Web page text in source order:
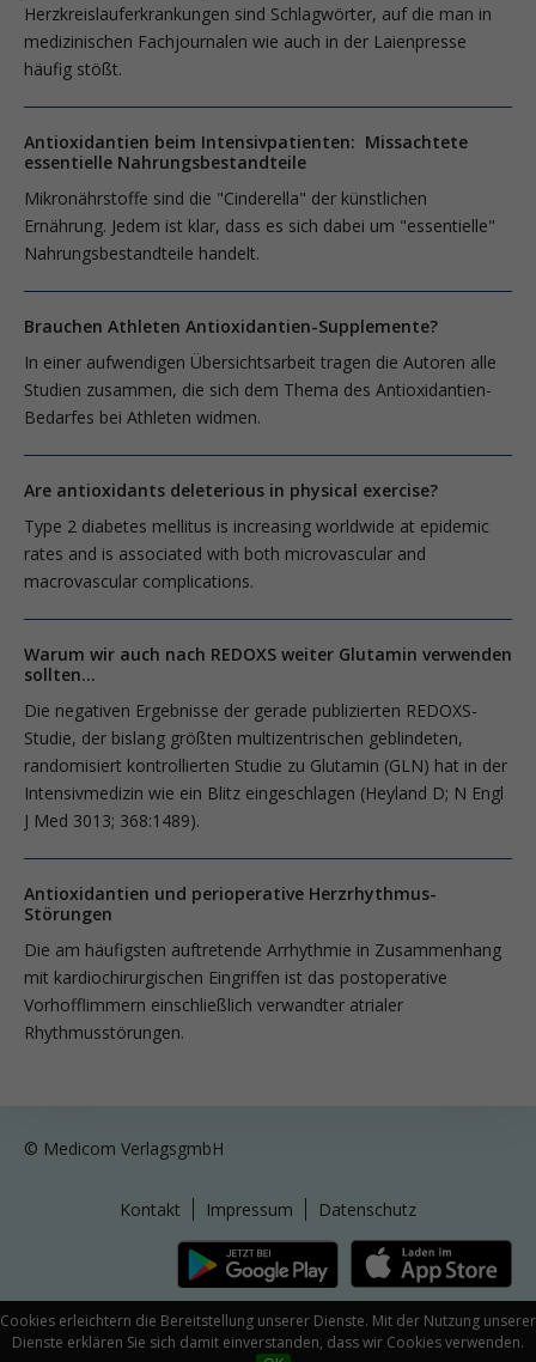
Cookies erleichtern die Bereitstellung unserer Dienste. Mit der Nutzung unserer
Dienste erklären Sie sich damit einverstanden, dass wir Cookies verwenden.
Herzkreislauferkrankungen sind Schlagwörter, auf die man in
medizinischen Fachjournalen wie auch in der Laienpresse
häufig stößt.
Antioxidantien beim Intensivpatienten: Missachtete
essentielle Nahrungsbestandteile
Mikronährstoffe sind die "Cinderella" der künstlichen
Ernährung. Jedem ist klar, dass es sich dabei um "essentielle"
Nahrungsbestandteile handelt.
Brauchen Athleten Antioxidantien-Supplemente?
In einer aufwendigen Übersichtsarbeit tragen die Autoren alle
Studien zusammen, die sich dem Thema des Antioxidantien-
Bedarfes bei Athleten widmen.
Are antioxidants deleterious in physical exercise?
Type 2 diabetes mellitus is increasing worldwide at epidemic
rates and is associated with both microvascular and
macrovascular complications.
Warum wir auch nach REDOXS weiter Glutamin verwenden
sollten…
Die negativen Ergebnisse der gerade publizierten REDOXS-
Studie, der bislang größten multizentrischen geblindeten,
randomisiert kontrollierten Studie zu Glutamin (GLN) hat in der
Intensivmedizin wie ein Blitz eingeschlagen (Heyland D; N Engl
J Med 3013; 368:1489).
Antioxidantien und perioperative Herzrhythmus-
Störungen
Die am häufigsten auftretende Ar­­r­hythmie in Zusammenhang
mit kardiochirurgischen Eingriffen ist das post­operative
Vorhofflimmern einschließlich verwandter atrialer
Rhythmusstörungen.
© Medicom VerlagsgmbH
Kontakt Impressum Datenschutz